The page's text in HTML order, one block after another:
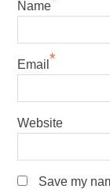
Name
Email *
Website
Save my